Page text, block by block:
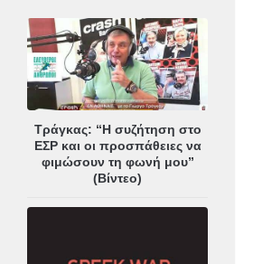
Τράγκας: “Η συζήτηση στο
ΕΣΡ και οι προσπάθειες να
φιμώσουν τη φωνή μου”
(Βίντεο)